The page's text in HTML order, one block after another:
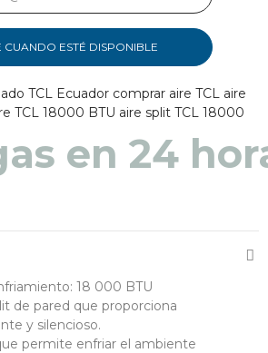
CUANDO ESTÉ DISPONIBLE
TCL Ecuador comprar aire TCL aire
TCL 18000 BTU aire split TCL 18000
en 48 a
18 000 BTU
de pared que proporciona
y silencioso.
permite enfriar el ambiente